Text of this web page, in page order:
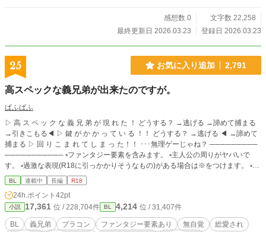
感想数 0
文字数 22,258
最終更新日 2026.03.23
登録日 2026.03.23
25 お気に入り追加 2,791
高スペックな義兄弟が出来たのですが。
ぱふぱふ
▷ 高 ス ペ ッ ク な 義 兄 弟 が 現 れ た ！ どうする？ →逃げる →諦めて捕まる
→引きこもる◀ ▷ 鍵 が か か っ て い る ！！ どうする？ →逃げる ◀ →諦めて
捕まる ▷ 回 り こ ま れ て し ま っ た！！ ･･･無理ゲーじゃね？ ─────────
─────────── ▫ファンタジー要素を含みます。 ▫主人公の周りがヤバいで
す。 ▫過激な表現(R18に引っかかりそうなもの)がある場合は※をつけます。 ▫本
番の時、又はそれに近い行為の時は※※をつけます。 ▫おかしな表現などござい
ましたらそっと目を瞑ってやってください。 ▫話は完全に作者の趣味です。
BL 連載中 長編 R18
24h.ポイント 42pt
小説 17,361 位 / 228,704件 BL 4,214 位 / 31,407件
BL 義兄弟 ブラコン ファンタジー要素あり 無自覚
総愛され